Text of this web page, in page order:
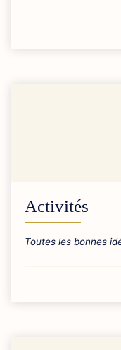
Activités
Toutes les bonnes